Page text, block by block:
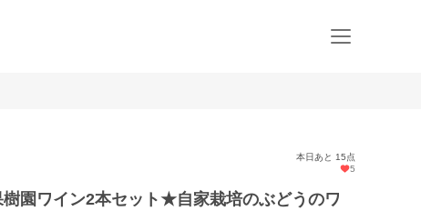
本日あと 15点
5
樹園ワイン2本セット★自家栽培のぶどうのワ